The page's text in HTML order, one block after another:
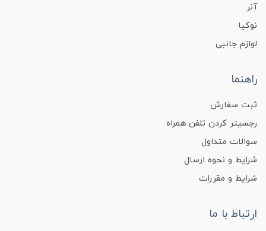
آنر
نوکیا
لوازم جانبی
راهنما
ثبت سفارش
رجسیتر کردن تلفن همراه
سوالات متداول
شرایط و نحوه ارسال
شرایط و مقررات
ارتباط با ما